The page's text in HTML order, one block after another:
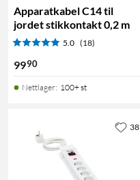
Apparatkabel C14 til
jordet stikkontakt 0,2 m
5.0 (18)
9990
Nettlager: 100+ st
38